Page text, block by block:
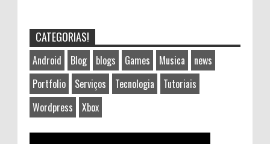
CATEGORIAS!
Android Blog blogs Games Musica
news
Portfolio
Serviços Tecnologia
Tutoriais
Wordpress
Xbox